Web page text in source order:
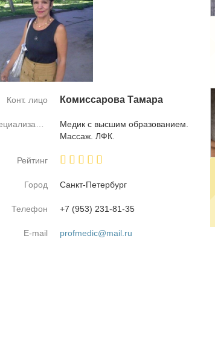
Конт. лицо
Ко­мис­са­ро­ва Та­ма­ра
Специализация
Ме­дик с выс­шим об­ра­зо­ва­ни­ем.
Мас­саж. ЛФК.
Рейтинг
Город Санкт-Пе­тер­бург
Телефон +7 (953) 231-81-35
E-mail profmedic@mail.ru